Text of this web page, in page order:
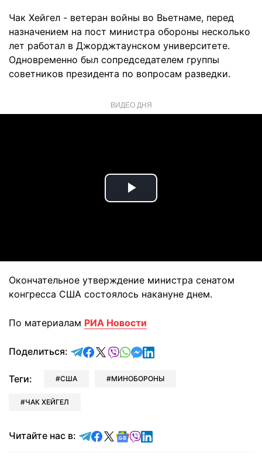
Чак Хейгел - ветеран войны во Вьетнаме, перед
назначением на пост министра обороны несколько
лет работал в Джорджтаунском университете.
Одновременно был сопредседателем группы
советников президента по вопросам разведки.
ВИДЕО ДНЯ
Play
Окончательное утверждение министра сенатом
конгресса США состоялось накануне днем.
По материалам РИА Новости
Поделиться: отправить в Telegram
поделиться в Facebook
поделиться в X
отправить в Viber
отправить в Whatsapp
отправить в Messenger
отправить в LinkedIn
Теги: США МИНОБОРОНЫ
ЧАК ХЕЙГЕЛ
Читайте нас в: Читайте в Telegram
Читайте в Facebook
Читайте в X
Читайте в Google news
Читайте в Viber
Читайте в LinkedIn